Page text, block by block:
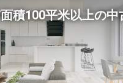
積100平米以上の中